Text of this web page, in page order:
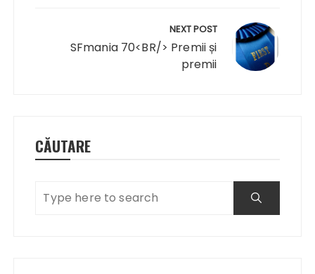
NEXT POST
SFmania 70<BR/> Premii și
premii
CĂUTARE